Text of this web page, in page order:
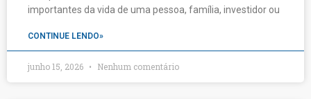
importantes da vida de uma pessoa, família, investidor ou
CONTINUE LENDO»
junho 15, 2026 Nenhum comentário